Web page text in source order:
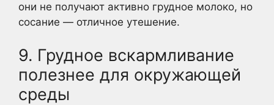
они не получают активно грудное молоко, но
сосание — отличное утешение.
9. Грудное вскармливание
полезнее для окружающей
среды